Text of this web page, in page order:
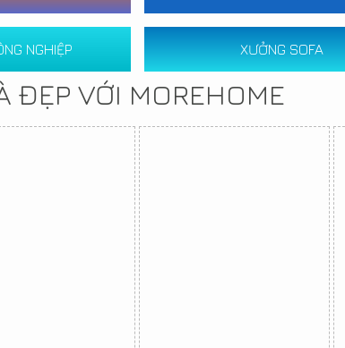
NGHIỆP XƯỞNG SOFA
ĐẸP VỚI MOREHOME